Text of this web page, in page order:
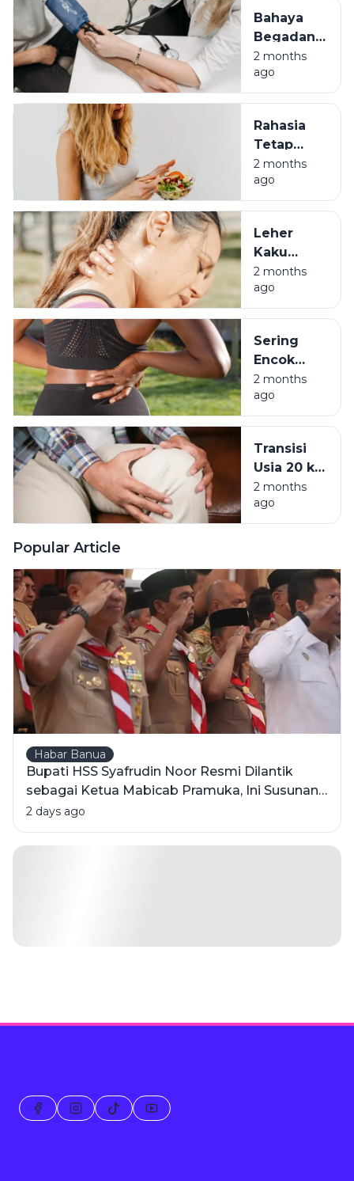
di Usia 30-
an
Bahaya
Begadang
Bagi Anak
Muda:
Awas
Tinggi di
Usia 30
2 months
ago
Rahasia
Tetap
Bugar di
Usia 30
Meski
Jadi Anak
Begadang
2 months
ago
Leher
Kaku
Bukan
Cuma
Salah
Waspada
Kolesterol
Usia Muda
2 months
ago
Sering
Encok
Saat
Kerja?
Hati-hati
Kronis
Incar
Milenial
2 months
ago
Transisi
Usia 20 ke
30:
Mengapa
Tubuh Tak
Dulu?
2 months
ago
Popular Article
Habar Banua
Bupati HSS Syafrudin Noor Resmi Dilantik
sebagai Ketua Mabicab Pramuka, Ini Susunan
Pengurus 2025-2030
2 days ago